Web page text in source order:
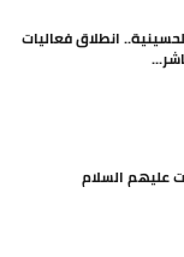
انطلاق فعاليات
عليهم السلام